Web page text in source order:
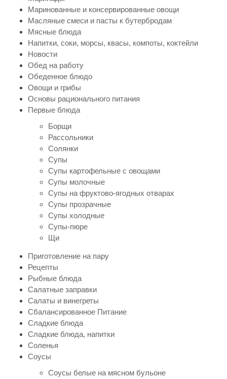
Маринованные и консервированные овощи
Масляные смеси и пасты к бутербродам
Мясные блюда
Напитки, соки, морсы, квасы, компоты, коктейли
Новости
Обед на работу
Обеденное блюдо
Овощи и грибы
Основы рационального питания
Первые блюда
Борщи
Рассольники
Солянки
Супы
Супы картофельные с овощами
Супы молочные
Супы на фруктово-ягодных отварах
Супы прозрачные
Супы холодные
Супы-пюре
Щи
Приготовление на пару
Рецепты
Рыбные блюда
Салатные заправки
Салаты и винегреты
Сбалансированное Питание
Сладкие блюда
Сладкие блюда, напитки
Соленья
Соусы
Соусы белые на мясном бульоне